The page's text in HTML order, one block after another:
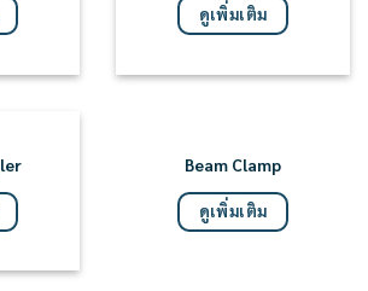
ดูเพิ่มเติม
Beam Clamp
ดูเพิ่มเติม